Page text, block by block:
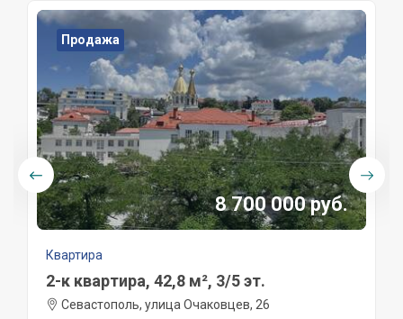
Продажа
8 700 000 руб.
Квартира
2-к квартира, 42,8 м², 3/5 эт.
Севастополь, улица Очаковцев, 26